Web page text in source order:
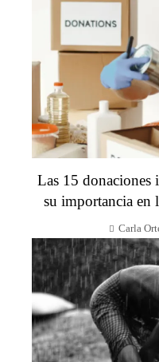
Las 15 donaciones
su importancia en
Carla